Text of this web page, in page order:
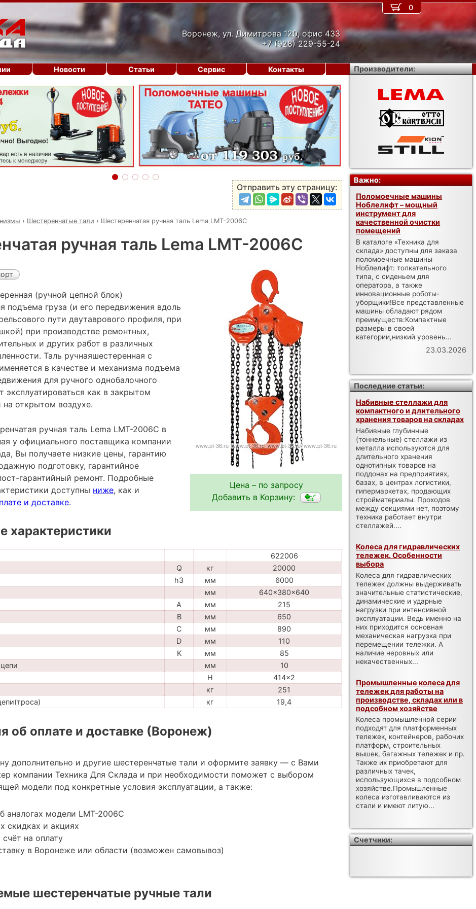
Воронеж, ул. Димитрова 120, офис 433
+7 (928) 229-55-24
›
Отправить эту страницу:
› Шестеренчатые тали › Шестеренчатая ручная таль Lema LMT-2006C
ручная таль Lema LMT-2006C
Цена – по запросу
Добавить в Корзину:
(ручной цепной блок)
подъема груза (и его передвижения вдоль
пути двутаврового профиля, при
при производстве ремонтных,
и других работ в различных
Таль ручнаяшестеренная с
в качестве и механизма подъема
для ручного однобалочного
эксплуатироваться как в закрытом
открытом воздухе.
ручная таль Lema LMT-2006C в
у официального поставщика компании
Вы получаете низкие цены, гарантию
подготовку, гарантийное
гарантийный ремонт. Подробные
доступны ниже, как и
и доставке.
характеристики
622006
Q кг
20000
h3 мм
6000
мм
640x380x640
A мм
215
B мм
650
C мм
890
D мм
110
K мм
85
мм
10
H
414x2
кг
251
кг 19,4
об оплате и доставке (Воронеж)
дополнительно и другие шестеренчатые тали и оформите заявку — с Вами
компании Техника Для Склада и при необходимости поможет с выбором
модели под конкретные условия эксплуатации, а также:
аналогах модели LMT-2006C
скидках и акциях
на оплату
в Воронеже или области (возможен самовывоз)
шестеренчатые ручные тали
0
Новости Статьи Сервис Контакты Производители:
Важно:
Поломоечные машины
Ноблелифт – мощный
инструмент для
качественной очистки
помещений
В каталоге «Техника для
склада» доступны для заказа
поломоечные машины
Ноблелифт: толкательного
типа, с сиденьем для
оператора, а также
инновационные роботы-
уборщики!Все представленные
машины обладают рядом
преимуществ:Компактные
размеры в своей
категории,низкий уровень...
23.03.2026
Последние статьи:
Набивные стеллажи для
компактного и длительного
хранения товаров на складах
Набивные глубинные
(тоннельные) стеллажи из
металла используются для
длительного хранения
однотипных товаров на
поддонах на предприятиях,
базах, в центрах логистики,
гипермаркетах, продающих
стройматериалы. Проходов
между секциями нет, поэтому
техника работает внутри
стеллажей....
Колеса для гидравлических
тележек. Особенности
выбора
Колеса для гидравлических
тележек должны выдерживать
значительные статистические,
динамические и ударные
нагрузки при интенсивной
эксплуатации. Ведь именно на
них приходится основная
механическая нагрузка при
перемещении тележки. А
наличие неровных или
некачественных...
Промышленные колеса для
тележек для работы на
производстве, складах или в
подсобном хозяйстве
Колеса промышленной серии
подходят для платформенных
тележек, контейнеров, рабочих
платформ, строительных
вышек, багажных тележек и пр.
Также их приобретают для
различных тачек,
использующихся в подсобном
хозяйстве.Промышленные
колеса изготавливаются из
стали и имеют литую...
Счетчики: